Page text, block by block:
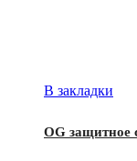
В закладки
OG защитное